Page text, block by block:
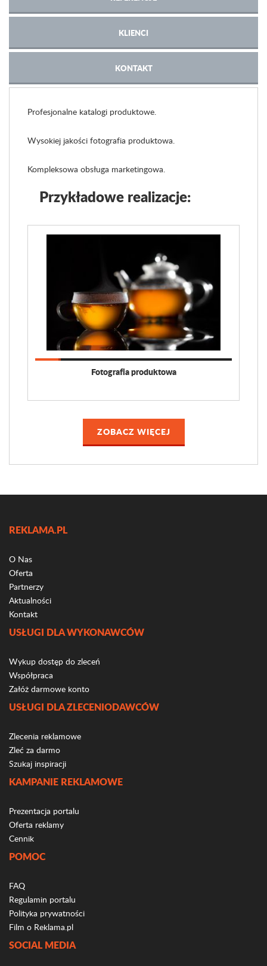
KLIENCI
KONTAKT
Profesjonalne katalogi produktowe.
Wysokiej jakości fotografia produktowa.
Kompleksowa obsługa marketingowa.
Przykładowe realizacje:
Fotografia produktowa
ZOBACZ WIĘCEJ
REKLAMA.PL
O Nas
Oferta
Partnerzy
Aktualności
Kontakt
USŁUGI DLA WYKONAWCÓW
Wykup dostęp do zleceń
Współpraca
Załóż darmowe konto
USŁUGI DLA ZLECENIODAWCÓW
Zlecenia reklamowe
Zleć za darmo
Szukaj inspiracji
KAMPANIE REKLAMOWE
Prezentacja portalu
Oferta reklamy
Cennik
POMOC
FAQ
Regulamin portalu
Polityka prywatności
Film o Reklama.pl
SOCIAL MEDIA